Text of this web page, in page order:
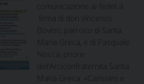
comunicazione ai fedeli a
firma di don Vincenzo
Bovino, parroco di Santa
Maria Greca, e di Pasquale
Nocca, priore
dell’Arciconfraternita Santa
Maria Greca: «Carissimi e